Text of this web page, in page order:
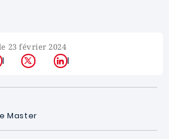
23 février 2024
Instagram
X LinkedIn
Master